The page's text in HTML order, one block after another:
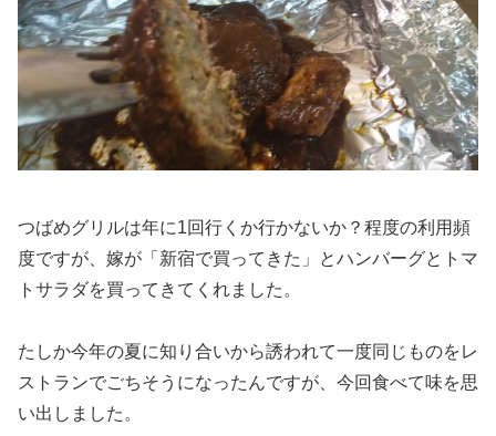
つばめグリルは年に1回行くか行かないか？程度の利用頻
度ですが、嫁が「新宿で買ってきた」とハンバーグとトマ
トサラダを買ってきてくれました。
たしか今年の夏に知り合いから誘われて一度同じものをレ
ストランでごちそうになったんですが、今回食べて味を思
い出しました。